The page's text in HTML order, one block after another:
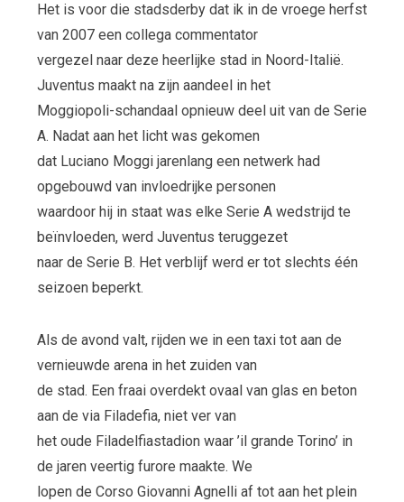
Het is voor die stadsderby dat ik in de vroege herfst
van 2007 een collega commentator
vergezel naar deze heerlijke stad in Noord-Italië.
Juventus maakt na zijn aandeel in het
Moggiopoli-schandaal opnieuw deel uit van de Serie
A. Nadat aan het licht was gekomen
dat Luciano Moggi jarenlang een netwerk had
opgebouwd van invloedrijke personen
waardoor hij in staat was elke Serie A wedstrijd te
beïnvloeden, werd Juventus teruggezet
naar de Serie B. Het verblijf werd er tot slechts één
seizoen beperkt.
Als de avond valt, rijden we in een taxi tot aan de
vernieuwde arena in het zuiden van
de stad. Een fraai overdekt ovaal van glas en beton
aan de via Filadefia, niet ver van
het oude Filadelfiastadion waar ’il grande Torino’ in
de jaren veertig furore maakte. We
lopen de Corso Giovanni Agnelli af tot aan het plein